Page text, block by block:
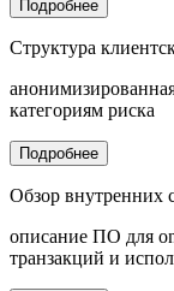
Подробнее
Структура
категориям риска
Подробнее
Обзор внутренних
описание ПО для
транзакций и